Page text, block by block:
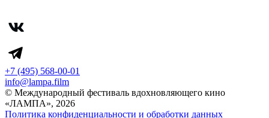
+7 (495) 568-00-01
info@lampa.film
© Международный фестиваль вдохновляющего кино
«ЛАМПА», 2026
Политика конфиденциальности и обработки данных